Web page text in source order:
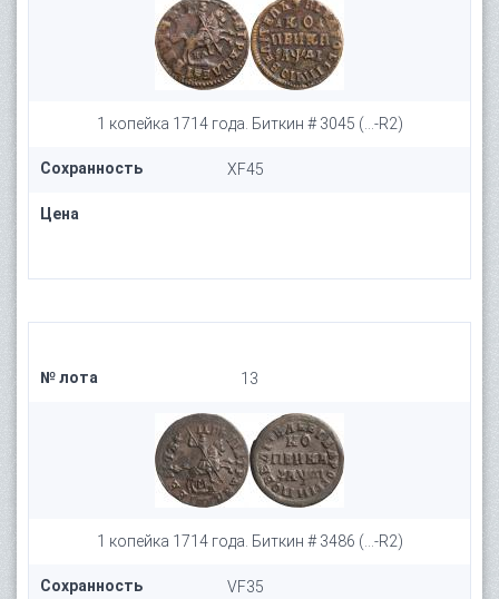
1 копейка 1714 года. Биткин # 3045 (...-R2)
Сохранность XF45
Цена
№ лота 13
1 копейка 1714 года. Биткин # 3486 (...-R2)
Сохранность VF35